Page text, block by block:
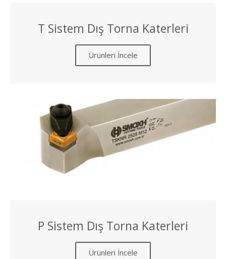
T Sistem Dış Torna Katerleri
Ürünleri İncele
P Sistem Dış Torna Katerleri
Ürünleri İncele